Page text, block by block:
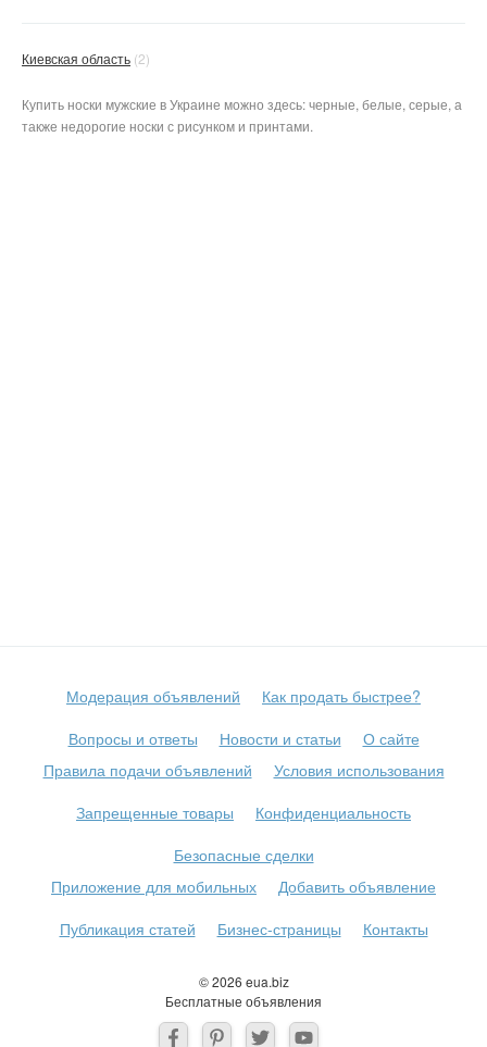
Киевская область (2)
Купить носки мужские в Украине можно здесь: черные, белые, серые, а
также недорогие носки с рисунком и принтами.
© 2026 eua.biz
Бесплатные объявления
Модерация объявлений
Как продать быстрее?
Вопросы и ответы
Новости и статьи
О сайте
Правила подачи объявлений
Условия использования
Запрещенные товары
Конфиденциальность
Безопасные сделки
Приложение для мобильных
Добавить объявление
Публикация статей
Бизнес-страницы Контакты